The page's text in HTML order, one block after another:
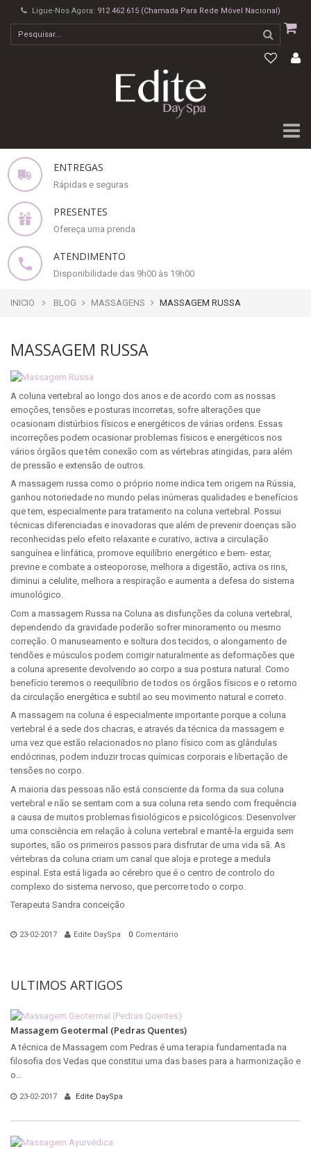
Ligue-Nos Agora: 912 462 615 (Chamada Para Rede Móvel Nacional)
ENTREGAS
Rápidas e seguras
PRESENTES
Ofereça uma prenda
ATENDIMENTO
Disponibilidade das 9h00 às 19h00
INICIO BLOG MASSAGENS MASSAGEM RUSSA
MASSAGEM RUSSA
A coluna vertebral ao longo dos anos e de acordo com as nossas
emoções, tensões e posturas incorretas, sofre alterações que
ocasionam distúrbios físicos e energéticos de várias ordens. Essas
incorreções podem ocasionar problemas físicos e energéticos nos
vários órgãos que têm conexão com as vértebras atingidas, para além
de pressão e extensão de outros.
A massagem russa como o próprio nome indica tem origem na Rússia,
ganhou notoriedade no mundo pelas inúmeras qualidades e benefícios
que tem, especialmente para tratamento na coluna vertebral. Possui
técnicas diferenciadas e inovadoras que além de prevenir doenças são
reconhecidas pelo efeito relaxante e curativo, activa a circulação
sanguínea e linfática, promove equilíbrio energético e bem- estar,
previne e combate a osteoporose, melhora a digestão, activa os rins,
diminui a celulite, melhora a respiração e aumenta a defesa do sistema
imunológico.
Com a massagem Russa na Coluna as disfunções da coluna vertebral,
dependendo da gravidade poderão sofrer minoramento ou mesmo
correção. O manuseamento e soltura dos tecidos, o alongamento de
tendões e músculos podem corrigir naturalmente as deformações que
a coluna apresente devolvendo ao corpo a sua postura natural. Como
benefício teremos o reequilíbrio de todos os órgãos físicos e o retorno
da circulação energética e subtil ao seu movimento natural e correto.
A massagem na coluna é especialmente importante porque a coluna
vertebral é a sede dos chacras, e através da técnica da massagem e
uma vez que estão relacionados no plano físico com as glândulas
endócrinas, podem induzir trocas químicas corporais e libertação de
tensões no corpo.
A maioria das pessoas não está consciente da forma da sua coluna
vertebral e não se sentam com a sua coluna reta sendo com frequência
a causa de muitos problemas fisiológicos e psicológicos. Desenvolver
uma consciência em relação à coluna vertebral e mantê-la erguida sem
suportes, são os primeiros passos para disfrutar de uma vida sã. As
vértebras da coluna criam um canal que aloja e protege a medula
espinal. Esta está ligada ao cérebro que é o centro de controlo do
complexo do sistema nervoso, que percorre todo o corpo.
Terapeuta Sandra conceição
23-02-2017 Edite DaySpa 0 Comentário
ULTIMOS ARTIGOS
Massagem Geotermal (Pedras Quentes)
A técnica de Massagem com Pedras é uma terapia fundamentada na
filosofia dos Vedas que constitui uma das bases para a harmonização e
o...
23-02-2017 Edite DaySpa